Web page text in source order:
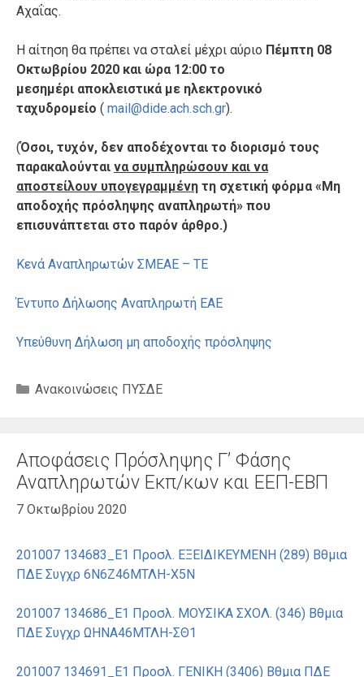
Αχαΐας.
Η αίτηση θα πρέπει να σταλεί μέχρι αύριο Πέμπτη 08
Οκτωβρίου 2020 και ώρα 12:00 το
μεσημέρι αποκλειστικά με ηλεκτρονικό
ταχυδρομείο ( mail@dide.ach.sch.gr).
(Όσοι, τυχόν, δεν αποδέχονται το διορισμό τους
παρακαλούνται να συμπληρώσουν και να
αποστείλουν υπογεγραμμένη τη σχετική φόρμα «Μη
αποδοχής πρόσληψης αναπληρωτή» που
επισυνάπτεται στο παρόν άρθρο.)
Κενά Αναπληρωτών ΣΜΕΑΕ – ΤΕ
Έντυπο Δήλωσης Αναπληρωτή ΕΑΕ
Yπεύθυνη Δήλωση μη αποδοχής πρόσληψης
Κατηγορίες
Ανακοινώσεις ΠΥΣΔΕ
Αποφάσεις Πρόσληψης Γ’ Φάσης
Αναπληρωτών Εκπ/κων και ΕΕΠ-ΕΒΠ
7 Οκτωβρίου 2020
201007 134683_Ε1 Προσλ. ΕΞΕΙΔΙΚΕΥΜΕΝΗ (289) Βθμια
ΠΔΕ Συγχρ 6Ν6Ζ46ΜΤΛΗ-Χ5Ν
201007 134686_Ε1 Προσλ. ΜΟΥΣΙΚΑ ΣΧΟΛ. (346) Βθμια
ΠΔΕ Συγχρ ΩΗΝΑ46ΜΤΛΗ-ΣΘ1
201007 134691_Ε1 Προσλ. ΓΕΝΙΚΗ (3406) Βθμια ΠΔΕ